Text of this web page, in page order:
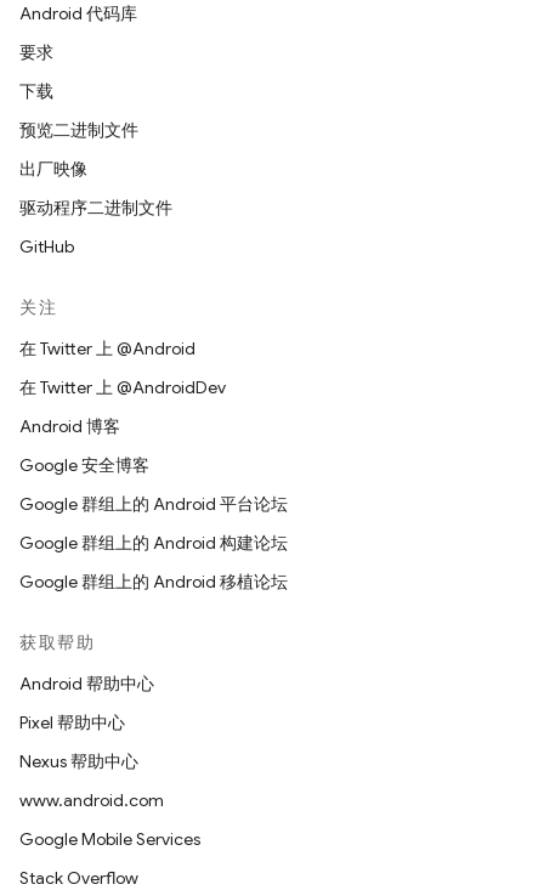
Android 代码库
要求
下载
预览二进制文件
出厂映像
驱动程序二进制文件
GitHub
关注
在 Twitter 上 @Android
在 Twitter 上 @AndroidDev
Android 博客
Google 安全博客
Google 群组上的 Android 平台论坛
Google 群组上的 Android 构建论坛
Google 群组上的 Android 移植论坛
获取帮助
Android 帮助中心
Pixel 帮助中心
Nexus 帮助中心
www.android.com
Google Mobile Services
Stack Overflow